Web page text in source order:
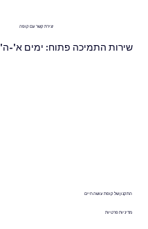
התקנון שלקופת עושה חיים
מדיניות פרטיות
יצירת קשר עם קופה
שירות התמיכה פתוח: ימים א'-ה' 12:00-16:00